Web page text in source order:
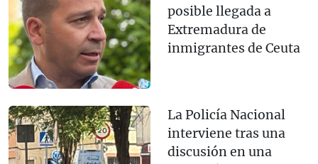
posible llegada a
Extremadura de
inmigrantes de Ceuta
La Policía Nacional
interviene tras una
discusión en una